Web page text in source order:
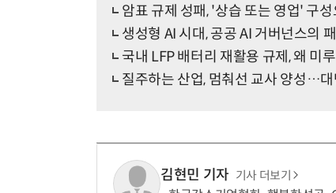
암표 규제 성패, '상습 또는 영업' 구
생성형 AI 시대, 공공 AI 거버넌스의
국내 LFP 배터리 재활용 규제, 왜 미
질주하는 산업, 멈춰선 교사 양성…
김현민 기자 기사 더보기